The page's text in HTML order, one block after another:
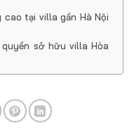
tại villa gần Hà Nội
sở hữu villa Hòa